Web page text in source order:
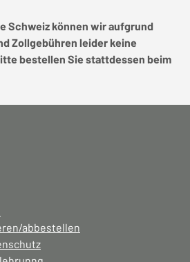
Schweiz können wir aufgrund
Zollgebühren leider keine
bestellen Sie stattdessen beim
abbestellen